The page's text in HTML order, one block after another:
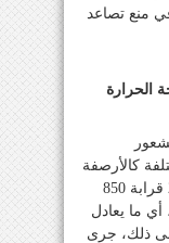
منع تصاعد
الحرارة
كالأرصفة
والأسفلت. ويحيط باستادات قطر 2022 قرابة 850
ما يعادل
على ذلك، جرى